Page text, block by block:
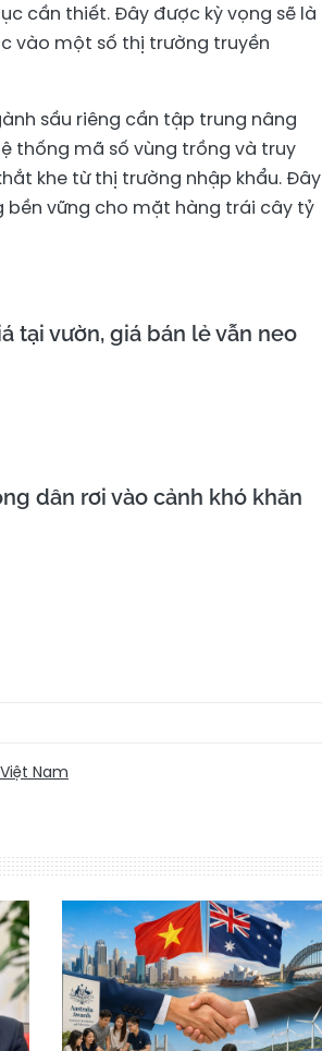
cần thiết. Đây được kỳ vọng sẽ là
vào một số thị trường truyền
sầu riêng cần tập trung nâng
thống mã số vùng trồng và truy
khe từ thị trường nhập khẩu. Đây
vững cho mặt hàng trái cây tỷ
tại vườn, giá bán lẻ vẫn neo
dân rơi vào cảnh khó khăn
Nam